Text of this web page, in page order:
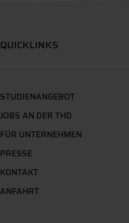
QUICKLINKS
STUDIENANGEBOT
JOBS AN DER THD
FÜR UNTERNEHMEN
PRESSE
KONTAKT
ANFAHRT